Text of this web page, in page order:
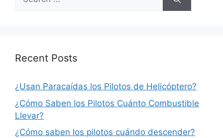
for:
Recent Posts
¿Usan Paracaídas los Pilotos de Helicóptero?
¿Cómo Saben los Pilotos Cuánto Combustible
Llevar?
¿Cómo saben los pilotos cuándo descender?